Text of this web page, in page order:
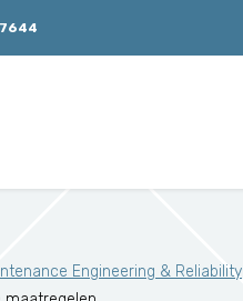
Engineering & Reliability